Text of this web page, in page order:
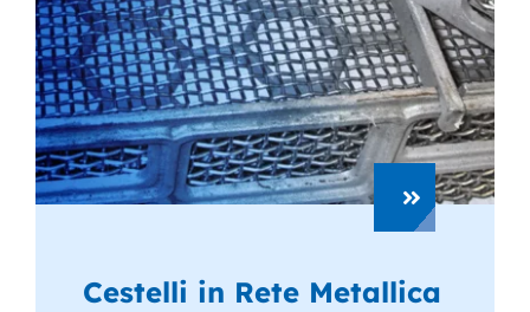
Cestelli in Rete Metallica